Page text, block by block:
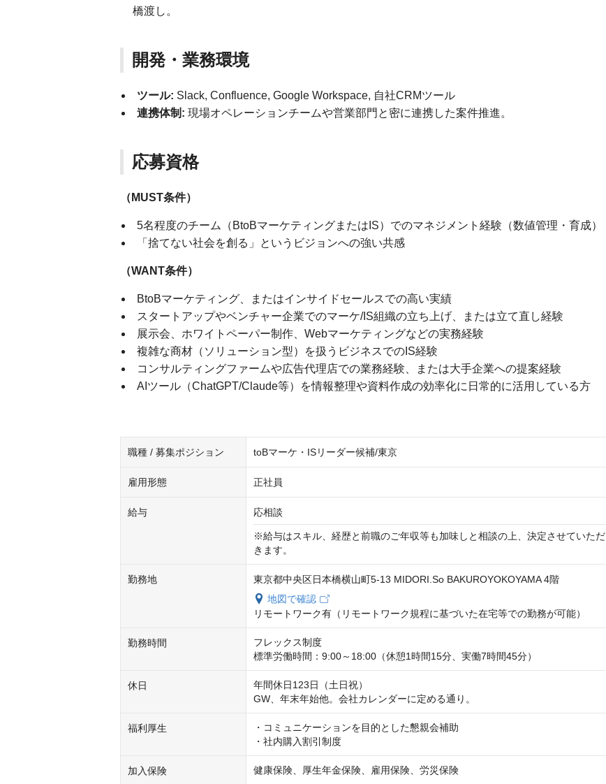
橋渡し。
開発・業務環境
ツール: Slack, Confluence, Google Workspace, 自社CRMツール
連携体制: 現場オペレーションチームや営業部門と密に連携した案件推進。
応募資格
（MUST条件）
5名程度のチーム（BtoBマーケティングまたはIS）でのマネジメント経験（数値管理・育成）
「捨てない社会を創る」というビジョンへの強い共感
（WANT条件）
BtoBマーケティング、またはインサイドセールスでの高い実績
スタートアップやベンチャー企業でのマーケ/IS組織の立ち上げ、または立て直し経験
展示会、ホワイトペーパー制作、Webマーケティングなどの実務経験
複雑な商材（ソリューション型）を扱うビジネスでのIS経験
コンサルティングファームや広告代理店での業務経験、または大手企業への提案経験
AIツール（ChatGPT/Claude等）を情報整理や資料作成の効率化に日常的に活用している方
職種 / 募集ポジション toBマーケ・ISリーダー候補/東京
雇用形態 正社員
給与 応相談
※給与はスキル、経歴と前職のご年収等も加味しと相談の上、決定させていただ
きます。
勤務地
東京都中央区日本橋横山町5-13 MIDORI.So BAKUROYOKOYAMA 4階
地図で確認
リモートワーク有（リモートワーク規程に基づいた在宅等での勤務が可能）
勤務時間
フレックス制度
標準労働時間：9:00～18:00（休憩1時間15分、実働7時間45分）
休日
年間休日123日（土日祝）
GW、年末年始他。会社カレンダーに定める通り。
福利厚生
・コミュニケーションを目的とした懇親会補助
・社内購入割引制度
加入保険 健康保険、厚生年金保険、雇用保険、労災保険